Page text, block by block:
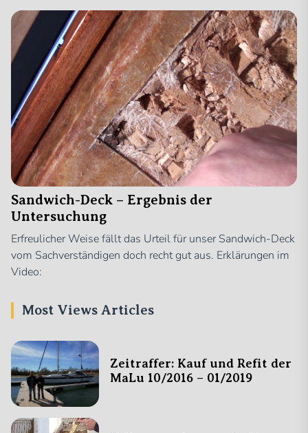
Sandwich-Deck – Ergebnis der
Untersuchung
Erfreulicher Weise fällt das Urteil für unser Sandwich-Deck
vom Sachverständigen doch recht gut aus. Erklärungen im
Video:
Most Views Articles
Zeitraffer: Kauf und Refit der
MaLu 10/2016 – 01/2019